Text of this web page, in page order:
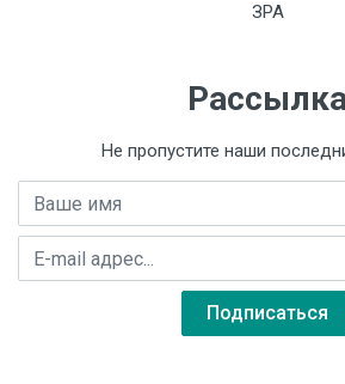
ЗРА
Не пропустите наши
Подписаться